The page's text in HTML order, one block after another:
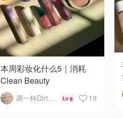
本周彩妆化什么5｜消耗
Clean Beauty
调一杯DirtyMartini 8 19